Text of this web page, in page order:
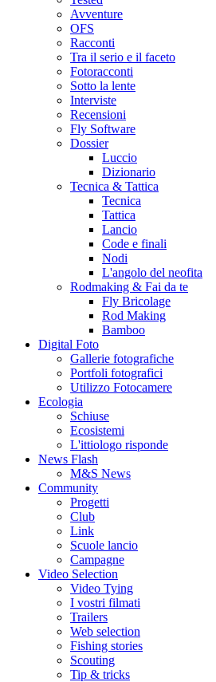
Avventure
OFS
Racconti
Tra il serio e il faceto
Fotoracconti
Sotto la lente
Interviste
Recensioni
Fly Software
Dossier
Luccio
Dizionario
Tecnica & Tattica
Tecnica
Tattica
Lancio
Code e finali
Nodi
L'angolo del neofita
Rodmaking & Fai da te
Fly Bricolage
Rod Making
Bamboo
Digital Foto
Gallerie fotografiche
Portfoli fotografici
Utilizzo Fotocamere
Ecologia
Schiuse
Ecosistemi
L'ittiologo risponde
News Flash
M&S News
Community
Progetti
Club
Link
Scuole lancio
Campagne
Video Selection
Video Tying
I vostri filmati
Trailers
Web selection
Fishing stories
Scouting
Tip & tricks